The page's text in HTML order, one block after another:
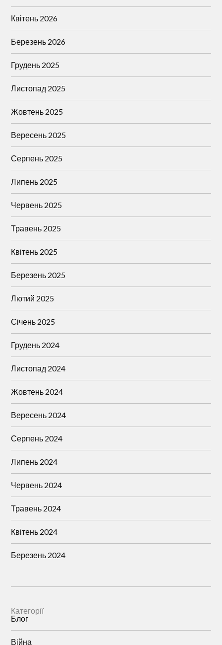
Квітень 2026
Березень 2026
Грудень 2025
Листопад 2025
Жовтень 2025
Вересень 2025
Серпень 2025
Липень 2025
Червень 2025
Травень 2025
Квітень 2025
Березень 2025
Лютий 2025
Січень 2025
Грудень 2024
Листопад 2024
Жовтень 2024
Вересень 2024
Серпень 2024
Липень 2024
Червень 2024
Травень 2024
Квітень 2024
Березень 2024
Категорії
Блог
Війна